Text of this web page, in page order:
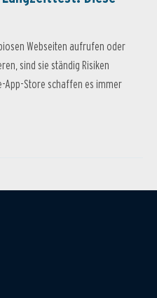
Webseiten aufrufen oder
sind sie ständig Risiken
App-Store schaffen es immer